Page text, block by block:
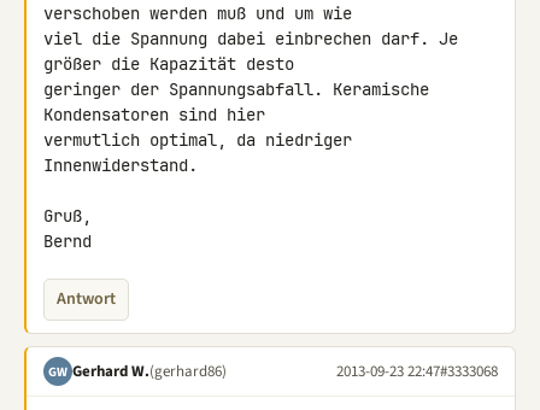
verschoben werden muß und um wie
viel die Spannung dabei einbrechen darf. Je
größer die Kapazität desto
geringer der Spannungsabfall. Keramische
Kondensatoren sind hier
vermutlich optimal, da niedriger
Innenwiderstand.
Gruß,
Bernd
Antwort
GW Gerhard W.(gerhard86) 2013-09-23 22:47#3333068